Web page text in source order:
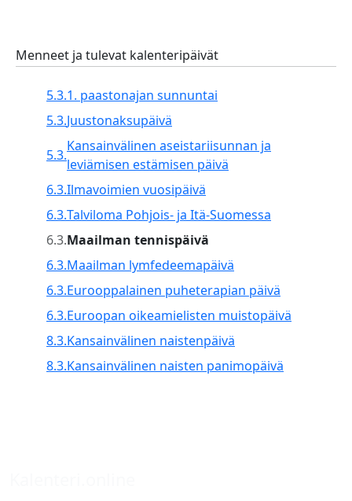
Menneet ja tulevat kalenteripäivät
5.3.1. paastonajan sunnuntai
5.3.Juustonaksupäivä
5.3.
Kansainvälinen aseistariisunnan ja
leviämisen estämisen päivä
6.3.Ilmavoimien vuosipäivä
6.3.Talviloma Pohjois- ja Itä-Suomessa
6.3.Maailman tennispäivä
6.3.Maailman lymfedeemapäivä
6.3.Eurooppalainen puheterapian päivä
6.3.Euroopan oikeamielisten muistopäivä
8.3.Kansainvälinen naistenpäivä
8.3.Kansainvälinen naisten panimopäivä